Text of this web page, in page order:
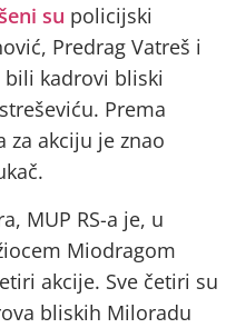
su policijski
Predrag Vatreš i
bili kadrovi bliski
Prema
akciju je znao
MUP RS-a je, u
Miodragom
akcije. Sve četiri su
bliskih Miloradu